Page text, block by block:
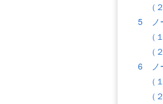
5 ノ
（
6 ノ
（
（